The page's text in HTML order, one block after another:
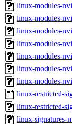
linux-modules-
linux-modules-
linux-modules-
linux-modules-
linux-modules-
linux-modules-
linux-modules-
linux-restricted-
linux-restricted-
linux-signatures-